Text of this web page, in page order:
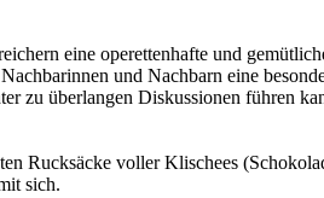
eine operettenhafte und
und Nachbarn eine
zu überlangen Diskussionen führen
Rucksäcke voller Klischees
sich.